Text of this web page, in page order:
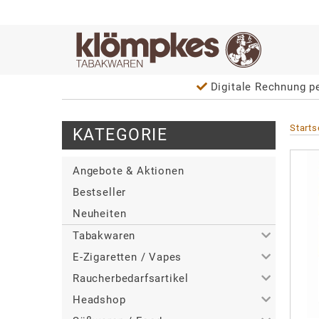
Digitale Rechnung
KATEGORIE
Angebote & Aktionen
Bestseller
Neuheiten
Tabakwaren
>Alle
>Zigaretten
>Zigarren / Zigarillos
E-Zigaretten / Vapes
>Alle
>Tabakerhitzer
Raucherbedarfsartikel
>Alle
Headshop